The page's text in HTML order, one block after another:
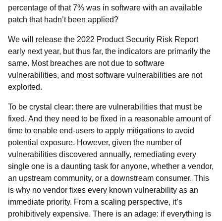
percentage of that 7% was in software with an available
patch that hadn’t been applied?
We will release the 2022 Product Security Risk Report
early next year, but thus far, the indicators are primarily the
same. Most breaches are not due to software
vulnerabilities, and most software vulnerabilities are not
exploited.
To be crystal clear: there are vulnerabilities that must be
fixed. And they need to be fixed in a reasonable amount of
time to enable end-users to apply mitigations to avoid
potential exposure. However, given the number of
vulnerabilities discovered annually, remediating every
single one is a daunting task for anyone, whether a vendor,
an upstream community, or a downstream consumer. This
is why no vendor fixes every known vulnerability as an
immediate priority. From a scaling perspective, it’s
prohibitively expensive. There is an adage: ifeverything is